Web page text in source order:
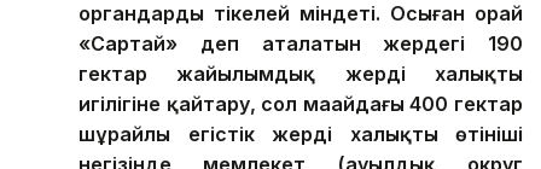
органдардың тікелей міндеті. Осыған орай
«Сартай» деп аталатын жердегі 190
гектар жайылымдық жерді халықтың
игілігіне қайтару, сол маңайдағы 400 гектар
шұрайлы егістік жерді халықтың өтініші
негізінде мемлекет (ауылдық округ